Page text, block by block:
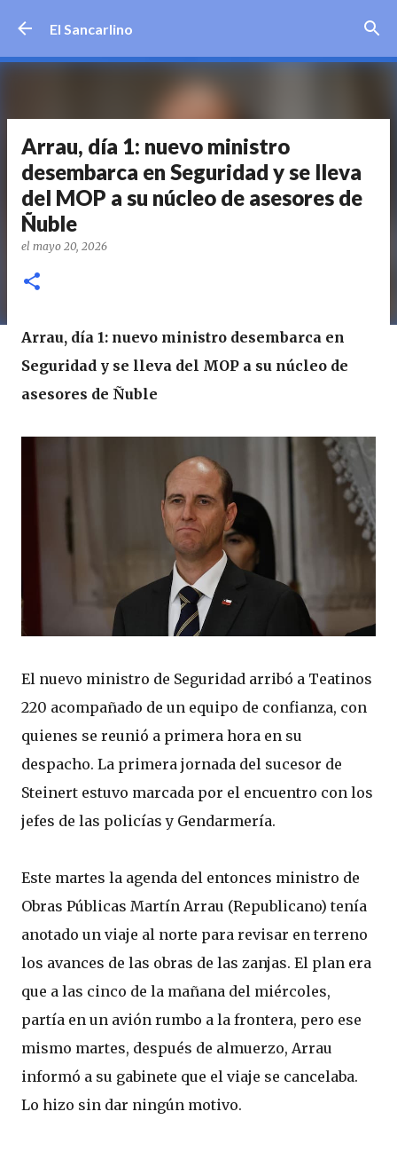
El Sancarlino
Arrau, día 1: nuevo ministro
desembarca en Seguridad y se lleva
del MOP a su núcleo de asesores de
Ñuble
el mayo 20, 2026
Arrau, día 1: nuevo ministro desembarca en
Seguridad y se lleva del MOP a su núcleo de
asesores de Ñuble
El nuevo ministro de Seguridad arribó a Teatinos
220 acompañado de un equipo de confianza, con
quienes se reunió a primera hora en su
despacho. La primera jornada del sucesor de
Steinert estuvo marcada por el encuentro con los
jefes de las policías y Gendarmería.
Este martes la agenda del entonces ministro de
Obras Públicas Martín Arrau (Republicano) tenía
anotado un viaje al norte para revisar en terreno
los avances de las obras de las zanjas. El plan era
que a las cinco de la mañana del miércoles,
partía en un avión rumbo a la frontera, pero ese
mismo martes, después de almuerzo, Arrau
informó a su gabinete que el viaje se cancelaba.
Lo hizo sin dar ningún motivo.